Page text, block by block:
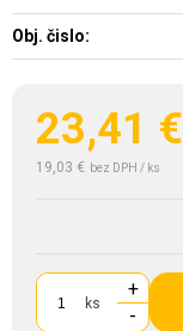
23,41 €
19,03 € bez DPH / ks
ks
+
-
Obj. čislo: